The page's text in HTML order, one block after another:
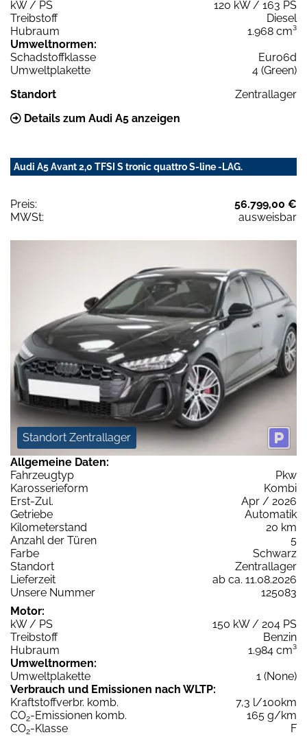
kW / PS
120 kW / 163 PS
Treibstoff
Diesel
Hubraum
1.968 cm³
Umweltnormen:
Schadstoffklasse
Euro6d
Umweltplakette
4 (Green)
Standort
Zentrallager
Details zum Audi A5 anzeigen
Audi A5 Avant 2,0 TFSI S tronic quattro S-line -LAG.
Preis:
56.799,00 €
MWSt:
ausweisbar
Standort Zentrallager
Allgemeine Daten:
Fahrzeugtyp
Pkw
Karosserieform
Kombi
Erst-Zul.
Apr / 2026
Getriebe
Automatik
Kilometerstand
20 km
Anzahl der Türen
5
Farbe
Schwarz
Standort
Zentrallager
Lieferzeit
ab ca. 11.08.2026
Unsere Nummer
125083
Motor:
kW / PS
150 kW / 204 PS
Treibstoff
Benzin
Hubraum
1.984 cm³
Umweltnormen:
Umweltplakette
1 (None)
Verbrauch und Emissionen nach WLTP:
Kraftstoffverbr. komb.
7,3 l/100km
CO2-Emissionen komb.
165 g/km
CO2-Klasse
F